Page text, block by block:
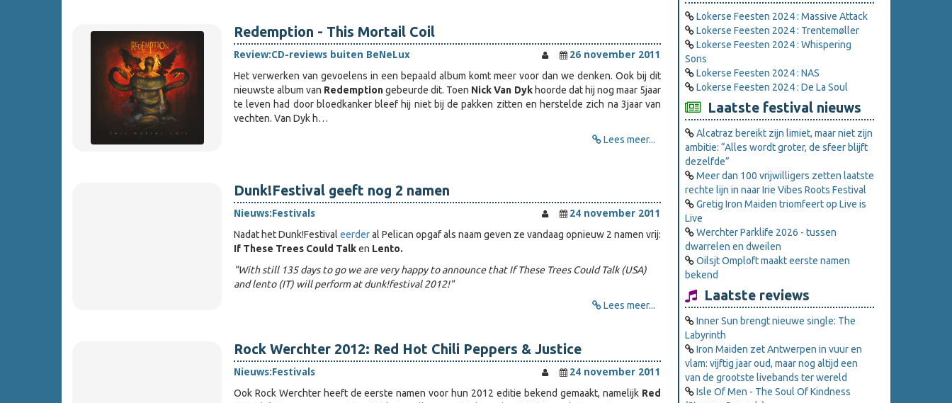
Redemption - This Mortail Coil
Review:CD-reviews buiten BeNeLux
26 november 2011
Het verwerken van gevoelens in een bepaald album komt meer voor dan we denken. Ook bij dit
nieuwste album van Redemptiongebeurde dit. Toen Nick Van Dykhoorde dat hij nog maar 5jaar
te leven had door bloedkanker bleef hij niet bij de pakken zitten en herstelde zich na 3jaar van
vechten. Van Dyk h…
Lees meer...
Dunk!Festival geeft nog 2 namen
Nieuws:Festivals
24 november 2011
Nadat het Dunk!Festival eerderal Pelican opgaf als naam geven ze vandaag opnieuw 2 namen vrij:
If These Trees Could Talken Lento.
"With still 135 days to go we are very happy to announce that If These Trees Could Talk (USA)
and lento (IT) will perform at dunk!festival 2012!"
Lees meer...
Rock Werchter 2012: Red Hot Chili Peppers & Justice
Nieuws:Festivals
24 november 2011
Ook Rock Werchter heeft de eerste namen voor hun 2012 editie bekend gemaakt, namelijk Red
Lokerse Feesten 2024 : Massive Attack
Lokerse Feesten 2024 : Trentemøller
Lokerse Feesten 2024 : Whispering
Sons
Lokerse Feesten 2024 : NAS
Lokerse Feesten 2024 : De La Soul
Laatste festival nieuws
Alcatraz bereikt zijn limiet, maar niet zijn
ambitie: “Alles wordt groter, de sfeer blijft
dezelfde”
Meer dan 100 vrijwilligers zetten laatste
rechte lijn in naar Irie Vibes Roots Festival
Gretig Iron Maiden triomfeert op Live is
Live
Werchter Parklife 2026 - tussen
dwarrelen en dweilen
Oilsjt Omploft maakt eerste namen
bekend
Laatste reviews
Inner Sun brengt nieuwe single: The
Labyrinth
Iron Maiden zet Antwerpen in vuur en
vlam: vijftig jaar oud, maar nog altijd een
van de grootste livebands ter wereld
Isle Of Men - The Soul Of Kindness